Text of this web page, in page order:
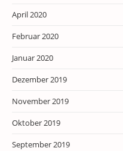
April 2020
Februar 2020
Januar 2020
Dezember 2019
November 2019
Oktober 2019
September 2019